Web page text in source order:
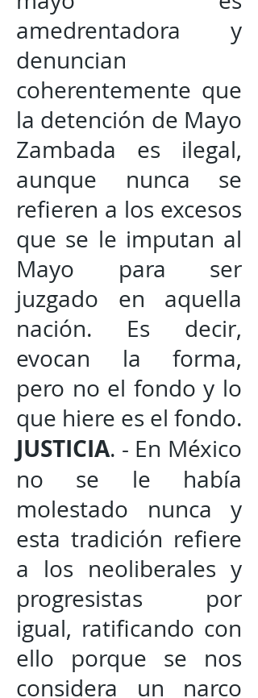
amedrentadora y
denuncian
coherentemente que
la detención de Mayo
Zambada es ilegal,
aunque nunca se
refieren a los excesos
que se le imputan al
Mayo para ser
juzgado en aquella
nación. Es decir,
evocan la forma,
pero no el fondo y lo
que hiere es el fondo.
JUSTICIA. - En México
no se le había
molestado nunca y
esta tradición refiere
a los neoliberales y
progresistas por
igual, ratificando con
ello porque se nos
considera un narco